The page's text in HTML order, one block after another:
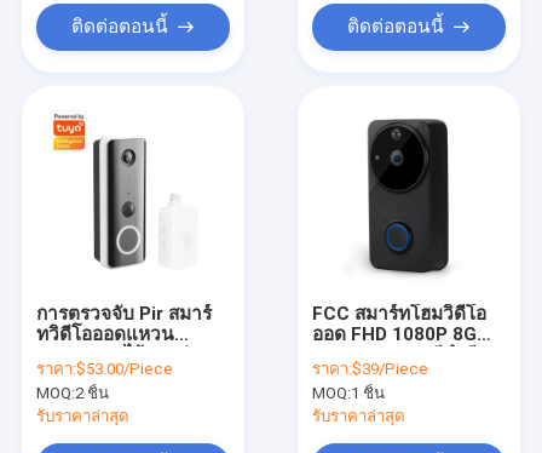
ติดต่อตอนนี้ ติดต่อตอนนี้
การตรวจจับ Pir สมาร์
ทวิดีโอออดแหวน
มอง Cam Door Bell
ราคา:$53.00/Piece
MOQ:2 ชิ้น
รับราคาล่าสุด
FCC สมาร์ทโฮมวิดีโอ
ออด FHD 1080P 8G
ขาว
ราคา:$39/Piece
MOQ:1 ชิ้น
รับราคาล่าสุด